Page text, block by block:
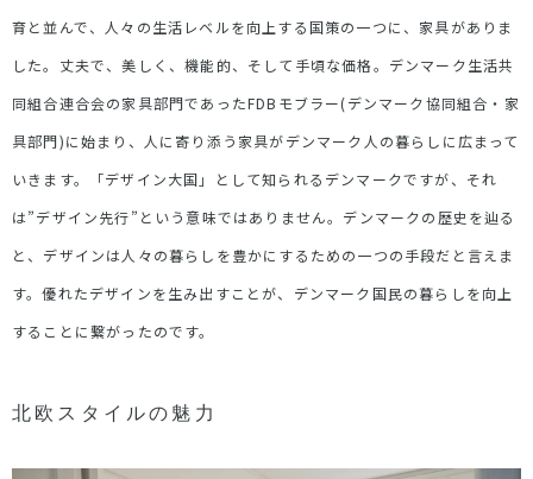
育と並んで、人々の生活レベルを向上する国策の一つに、家具がありま
した。丈夫で、美しく、機能的、そして手頃な価格。デンマーク生活共
同組合連合会の家具部門であったFDBモブラー(デンマーク協同組合・家
具部門)に始まり、人に寄り添う家具がデンマーク人の暮らしに広まって
いきます。「デザイン大国」として知られるデンマークですが、それ
は”デザイン先行”という意味ではありません。デンマークの歴史を辿る
と、デザインは人々の暮らしを豊かにするための一つの手段だと言えま
す。優れたデザインを生み出すことが、デンマーク国民の暮らしを向上
することに繋がったのです。
北欧スタイルの魅力